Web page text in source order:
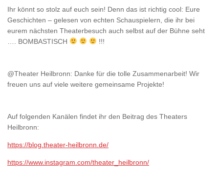
Ihr könnt so stolz auf euch sein! Denn das ist richtig cool: Eure
Geschichten – gelesen von echten Schauspielern, die ihr bei
eurem nächsten Theaterbesuch auch selbst auf der Bühne seht
…. BOMBASTISCH
!!!
@Theater Heilbronn: Danke für die tolle Zusammenarbeit! Wir
freuen uns auf viele weitere gemeinsame Projekte!
Auf folgenden Kanälen findet ihr den Beitrag des Theaters
Heilbronn:
https://blog.theater-heilbronn.de/
https://www.instagram.com/theater_heilbronn/